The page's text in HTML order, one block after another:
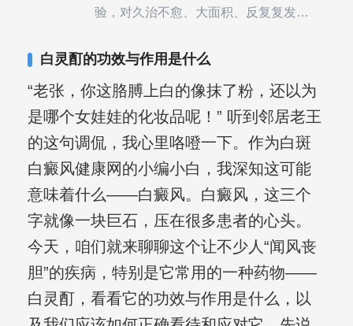
验，对久治不愈、大面积、反复复发性
白灵酊的功效与作用是什么
“老张，你这胳膊上白的像抹了粉，还以为
是哪个女娃娃的化妆品呢！” 听到邻居老王
的这句调侃，我心里咯噔一下。作为白斑
白癜风健康网的小编小白，我深知这可能
意味着什么——白癜风。白癜风，这三个
字就像一块巨石，压在很多患者的心头。
今天，咱们就来聊聊这个让不少人“闻风丧
胆”的疾病，特别是它常用的一种药物——
白灵酊，看看它的功效与作用是什么，以